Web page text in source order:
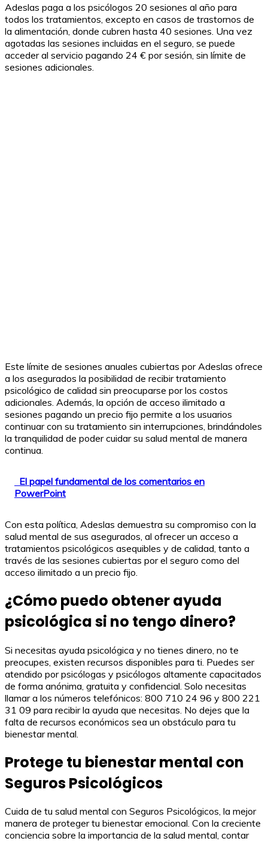
Adeslas paga a los psicólogos 20 sesiones al año para
todos los tratamientos, excepto en casos de trastornos de
la alimentación, donde cubren hasta 40 sesiones. Una vez
agotadas las sesiones incluidas en el seguro, se puede
acceder al servicio pagando 24 € por sesión, sin límite de
sesiones adicionales.
Este límite de sesiones anuales cubiertas por Adeslas ofrece
a los asegurados la posibilidad de recibir tratamiento
psicológico de calidad sin preocuparse por los costos
adicionales. Además, la opción de acceso ilimitado a
sesiones pagando un precio fijo permite a los usuarios
continuar con su tratamiento sin interrupciones, brindándoles
la tranquilidad de poder cuidar su salud mental de manera
continua.
El papel fundamental de los comentarios en
PowerPoint
Con esta política, Adeslas demuestra su compromiso con la
salud mental de sus asegurados, al ofrecer un acceso a
tratamientos psicológicos asequibles y de calidad, tanto a
través de las sesiones cubiertas por el seguro como del
acceso ilimitado a un precio fijo.
¿Cómo puedo obtener ayuda
psicológica si no tengo dinero?
Si necesitas ayuda psicológica y no tienes dinero, no te
preocupes, existen recursos disponibles para ti. Puedes ser
atendido por psicólogas y psicólogos altamente capacitados
de forma anónima, gratuita y confidencial. Solo necesitas
llamar a los números telefónicos: 800 710 24 96 y 800 221
31 09 para recibir la ayuda que necesitas. No dejes que la
falta de recursos económicos sea un obstáculo para tu
bienestar mental.
Protege tu bienestar mental con
Seguros Psicológicos
Cuida de tu salud mental con Seguros Psicológicos, la mejor
manera de proteger tu bienestar emocional. Con la creciente
conciencia sobre la importancia de la salud mental, contar